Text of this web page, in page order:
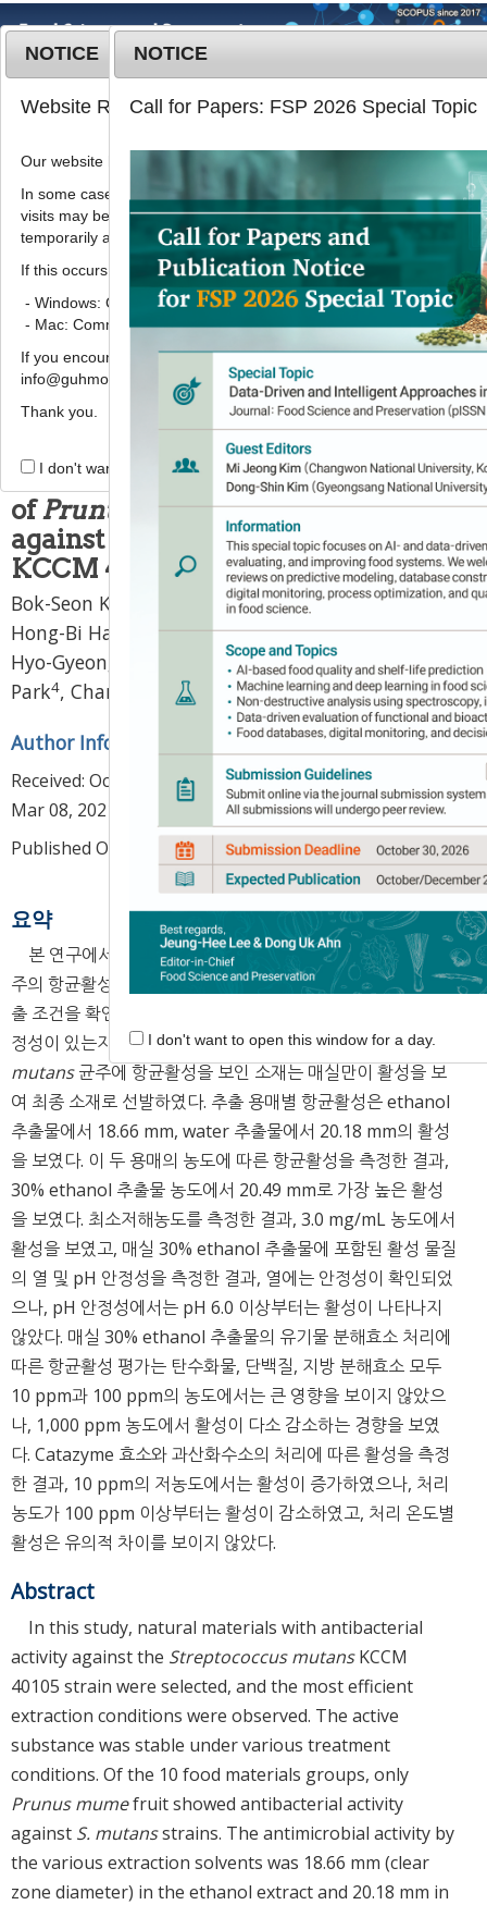
T
o
g
l
e
v
i
g
t
o
MENU
Korean J. Food Preserv. 2021
28( 3):426-436
pISSN: 1738-7248, eISSN: 2287-7428
DOI:https://doi.org/10.11002/kjfp.2021.28.3.426
Article
매실 추출물의Streptococcus
KCCM 40105 균주에 대한 항
균활성 및 안정성
김복선 3,정재희2,한홍비2,이희원2,김철
황대섭4,박명원4,허창기2,3,*
Antimicrobial activity and stability
ofPrunus mumefruit extract
against
Streptococcus mutans
KCCM 40105 strain
Bok-Seon Kim So-Mang Kim2,3,Jae-Hee Jeong2,
Hong-Bi Han
Hui-Won Lee2,Cheol-Min Kim2,
Hyo-Gyeong Woo
Dae-Sub Hwang4,Myung-Won
Park4, Chang-Ki Huh
Author Information & Copyright▼
Received: Oct 23, 2020; Revised:Jan 21, 2021; Accepted:
Mar 08, 2021
Published Online: Jun 30, 2021
요약
본 연구에서는 Streptococcus mutansKCCM 40105 균
주의 항균활성 효과가 있는 천연 소재를 선발하고, 효율적인 추
출 조건을 확인하였으며, 활성 물질이 다양한 처리 조건에서 안
정성이 있는지 확인하였다. 총 10종의 식품 소재 후보군에서
mutans균주에 항균활성을 보인 소재는 매실만이 활성을 보
여 최종 소재로 선발하였다. 추출 용매별 항균활성은 ethanol
추출물에서 18.66 mm, water 추출물에서 20.18 mm의 활성
을 보였다. 이 두 용매의 농도에 따른 항균활성을 측정한 결과,
30% ethanol 추출물 농도에서 20.49 mm로 가장 높은 활성
을 보였다. 최소저해농도를 측정한 결과, 3.0 mg/mL 농도에서
활성을 보였고, 매실 30% ethanol 추출물에 포함된 활성 물질
의 열 및 pH 안정성을 측정한 결과, 열에는 안정성이 확인되었
으나, pH 안정성에서는 pH 6.0 이상부터는 활성이 나타나지
않았다. 매실 30% ethanol 추출물의 유기물 분해효소 처리에
따른 항균활성 평가는 탄수화물, 단백질, 지방 분해효소 모두
10 ppm과 100 ppm의 농도에서는 큰 영향을 보이지 않았으
나, 1,000 ppm 농도에서 활성이 다소 감소하는 경향을 보였
다. Catazyme 효소와 과산화수소의 처리에 따른 활성을 측정
한 결과, 10 ppm의 저농도에서는 활성이 증가하였으나, 처리
농도가 100 ppm 이상부터는 활성이 감소하였고, 처리 온도별
활성은 유의적 차이를 보이지 않았다.
Abstract
In this study, natural materials with antibacterial
activity against the Streptococcus mutansKCCM
40105 strain were selected, and the most efficient
extraction conditions were observed. The active
substance was stable under various treatment
conditions. Of the 10 food materials groups, only
Prunus mumefruit showed antibacterial activity
against S. mutansstrains. The antimicrobial activity by
the various extraction solvents was 18.66 mm (clear
zone diameter) in the ethanol extract and 20.18 mm in
NOTICE
Website Renewal Notice
Our website has recently been renewed.
In some cases, images, CSS files, or other settings saved in your
visits may be reused instead of downloading the latest files. As a
temporarily appear incorrectly or may not display properly.
If this occurs, please perform a hard refresh.
- Windows: Ctrl + F5
- Mac: Command + Shift + R
If you encounter any errors or difficulties while using the website,
info@guhmok.com.
Thank you.
I don't want to open this window for a day.
NOTICE
Call for Papers: FSP 2026 Special Topic
I don't want to open this window for a day.